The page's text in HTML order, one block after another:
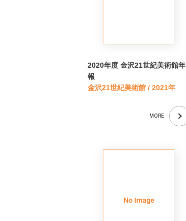
2020年度 金沢21世紀美術館年
報
金沢21世紀美術館 / 2021年
MORE